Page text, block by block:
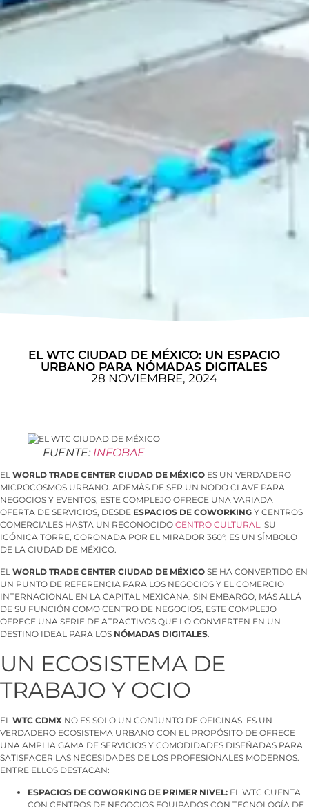
EL WTC CIUDAD DE MÉXICO: UN ESPACIO
URBANO PARA NÓMADAS DIGITALES
28 NOVIEMBRE, 2024
FUENTE: INFOBAE
EL WORLD TRADE CENTER CIUDAD DE MÉXICO ES UN VERDADERO
MICROCOSMOS URBANO. ADEMÁS DE SER UN NODO CLAVE PARA
NEGOCIOS Y EVENTOS, ESTE COMPLEJO OFRECE UNA VARIADA
OFERTA DE SERVICIOS, DESDE ESPACIOS DE COWORKING Y CENTROS
COMERCIALES HASTA UN RECONOCIDO CENTRO CULTURAL
. SU
ICÓNICA TORRE, CORONADA POR EL MIRADOR 360°, ES UN SÍMBOLO
DE LA CIUDAD DE MÉXICO.
EL WORLD TRADE CENTER CIUDAD DE MÉXICO SE HA CONVERTIDO EN
UN PUNTO DE REFERENCIA PARA LOS NEGOCIOS Y EL COMERCIO
INTERNACIONAL EN LA CAPITAL MEXICANA. SIN EMBARGO, MÁS ALLÁ
DE SU FUNCIÓN COMO CENTRO DE NEGOCIOS, ESTE COMPLEJO
OFRECE UNA SERIE DE ATRACTIVOS QUE LO CONVIERTEN EN UN
DESTINO IDEAL PARA LOS NÓMADAS DIGITALES.
UN ECOSISTEMA DE
TRABAJO Y OCIO
EL WTC CDMX NO ES SOLO UN CONJUNTO DE OFICINAS. ES UN
VERDADERO ECOSISTEMA URBANO CON EL PROPÓSITO DE OFRECE
UNA AMPLIA GAMA DE SERVICIOS Y COMODIDADES DISEÑADAS PARA
SATISFACER LAS NECESIDADES DE LOS PROFESIONALES MODERNOS.
ENTRE ELLOS DESTACAN:
ESPACIOS DE COWORKING DE PRIMER NIVEL: EL WTC CUENTA
CON CENTROS DE NEGOCIOS EQUIPADOS CON TECNOLOGÍA DE